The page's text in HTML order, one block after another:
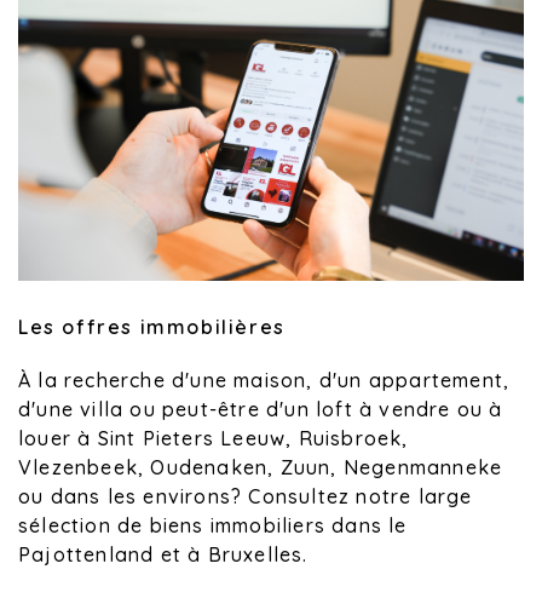
Les offres immobilières
À la recherche d'une maison, d'un appartement,
d'une villa ou peut-être d'un loft à vendre ou à
louer à Sint Pieters Leeuw, Ruisbroek,
Vlezenbeek, Oudenaken, Zuun, Negenmanneke
ou dans les environs? Consultez notre large
sélection de biens immobiliers dans le
Pajottenland et à Bruxelles.